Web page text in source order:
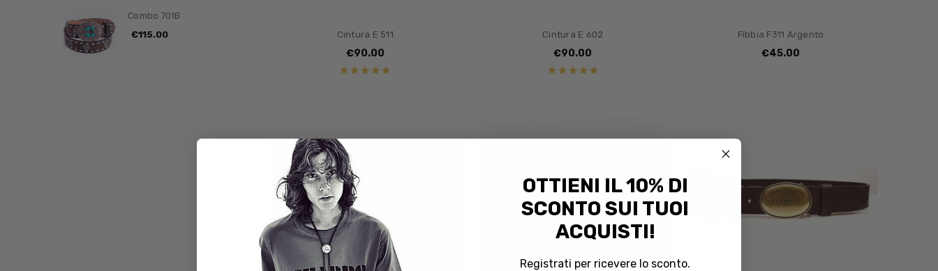
Combo 701B
€115.00 Cintura E 511
€90.00
Cintura E 602
€90.00
Fibbia F311 Argento
€45.00
OTTIENI IL 10% DI
SCONTO SUI TUOI
ACQUISTI!
Registrati per ricevere lo sconto.